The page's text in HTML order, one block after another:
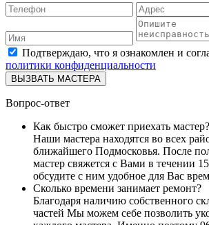
Подтверждаю, что я ознакомлен и
политики конфиденциальности
ВЫЗВАТЬ МАСТЕРА
Вопрос-ответ
Как быстро сможет приехать мастер?
Наши мастера находятся во всех
ближайшего Подмосковья. После
мастер свяжется с Вами в течении
обсудите с ним удобное для Вас
Сколько времени занимает ремонт?
Благодаря наличию собственного
частей Мы можем себе позволить